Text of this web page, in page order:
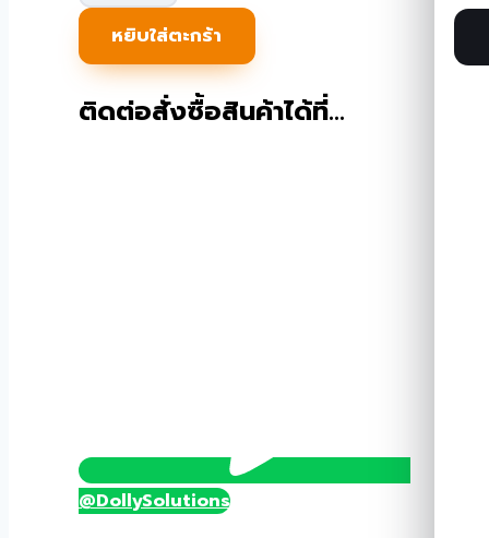
RFID
NFC+UHF
0.8mm
RF-
หยิบใส่ตะกร้า
ติดต่อสั่งซื้อสินค้าได้ที่…
@DollySolutions